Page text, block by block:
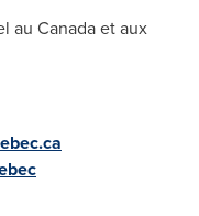
au Canadaet aux